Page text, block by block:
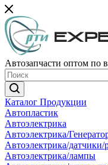
Автозапчасти оптом по
Каталог Продукции
Автопластик
Автоэлектрика
Автоэлектрика/
Автоэлектрика/датчики/
Автоэлектрика/лампы